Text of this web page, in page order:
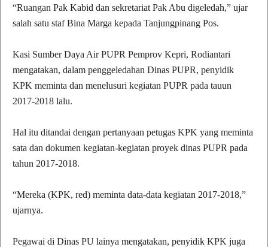
“Ruangan Pak Kabid dan sekretariat Pak Abu digeledah,” ujar
salah satu staf Bina Marga kepada Tanjungpinang Pos.
Kasi Sumber Daya Air PUPR Pemprov Kepri, Rodiantari
mengatakan, dalam penggeledahan Dinas PUPR, penyidik
KPK meminta dan menelusuri kegiatan PUPR pada tauun
2017-2018 lalu.
Hal itu ditandai dengan pertanyaan petugas KPK yang meminta
sata dan dokumen kegiatan-kegiatan proyek dinas PUPR pada
tahun 2017-2018.
“Mereka (KPK, red) meminta data-data kegiatan 2017-2018,”
ujarnya.
Pegawai di Dinas PU lainya mengatakan, penyidik KPK juga